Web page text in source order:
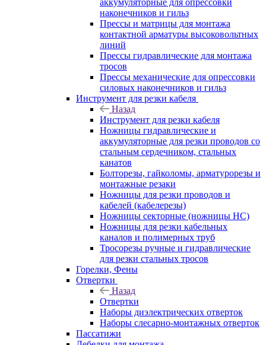
аккумуляторные для опрессовки
наконечников и гильз
Прессы и матрицы для монтажа
контактной арматуры высоковольтных
линий
Прессы гидравлические для монтажа
тросов
Прессы механические для опрессовки
силовых наконечников и гильз
Инструмент для резки кабеля
Назад
Инструмент для резки кабеля
Ножницы гидравлические и
аккумуляторные для резки проводов со
стальным сердечником, стальных
канатов
Болторезы, гайколомы, арматурорезы и
монтажные резаки
Ножницы для резки проводов и
кабелей (кабелерезы)
Ножницы секторные (ножницы НС)
Ножницы для резки кабельных
каналов и полимерных труб
Тросорезы ручные и гидравлические
для резки стальных тросов
Горелки, Фены
Отвертки
Назад
Отвертки
Наборы диэлектрических отверток
Наборы слесарно-монтажных отверток
Пассатижи